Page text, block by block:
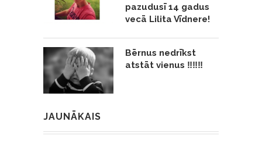
pazudusī 14 gadus
vecā Lilita Vīdnere!
Bērnus nedrīkst
atstāt vienus ‼️‼️‼️
JAUNĀKAIS